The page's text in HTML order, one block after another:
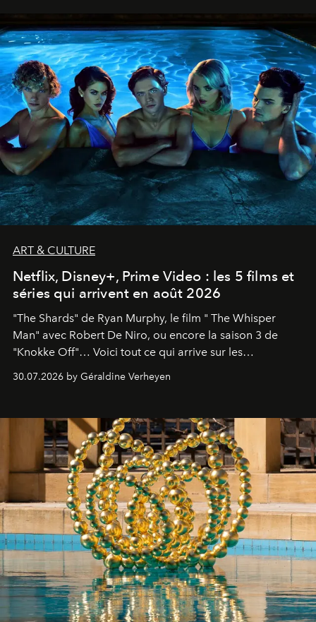
ART & CULTURE
Netflix, Disney+, Prime Video : les 5 films et
séries qui arrivent en août 2026
"The Shards" de Ryan Murphy, le film " The Whisper
Man" avec Robert De Niro, ou encore la saison 3 de
"Knokke Off"… Voici tout ce qui arrive sur les
30.07.2026 by Géraldine Verheyen